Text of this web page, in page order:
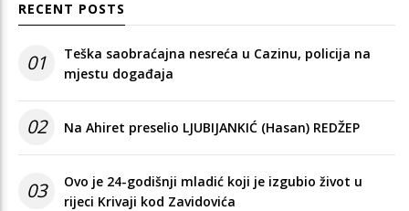
RECENT POSTS
01
Teška saobraćajna nesreća u Cazinu, policija na
mjestu događaja
02 Na Ahiret preselio LJUBIJANKIĆ (Hasan) REDŽEP
03
Ovo je 24-godišnji mladić koji je izgubio život u
rijeci Krivaji kod Zavidovića